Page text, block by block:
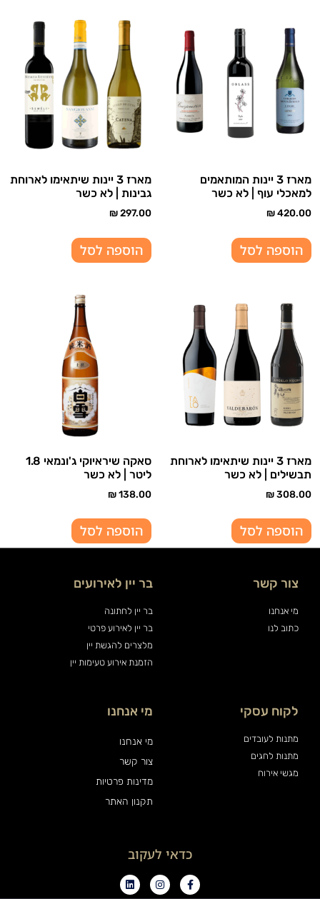
מארז 3 יינות המותאמים
למאכלי עוף | לא כשר
₪420.00
הוספה לסל
מארז 3 יינות שיתאימו לארוחת
גבינות | לא כשר
₪297.00
הוספה לסל
מארז 3 יינות שיתאימו לארוחת
תבשילים | לא כשר
₪308.00
הוספה לסל
סאקה שיראיוקי ג'ונמאי 1.8
ליטר | לא כשר
₪138.00
הוספה לסל
צור קשר
מי אנחנו
כתוב לנו
בר יין לאירועים
בר יין לחתונה
בר יין לאירוע פרטי
מלצרים להגשת יין
הזמנת אירוע טעימות יין
לקוח עסקי
מתנות לעובדים
מתנות לחגים
מגשי אירוח
מי אנחנו
מי אנחנו
צור קשר
מדינות פרטיות
תקנון האתר
כדאי לעקוב